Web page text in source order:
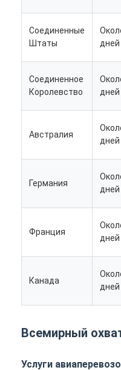
Продукция
О Компании
Соединенные
Штаты
дней
Соединенное
Королевство
дней
Австралия
дней
Германия
дней
Франция
дней
Канада
дней
Всемирный
Услуги